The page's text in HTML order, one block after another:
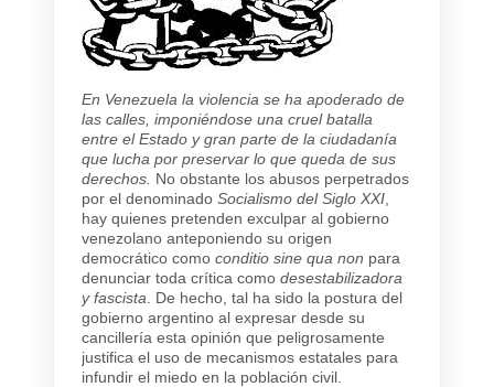
En Venezuela la violencia se ha apoderado de
las calles, imponiéndose una cruel batalla
entre el Estado y gran parte de la ciudadanía
que lucha por preservar lo que queda de sus
derechos. No obstante los abusos perpetrados
por el denominado Socialismo del Siglo XXI
hay quienes pretenden exculpar al gobierno
venezolano anteponiendo su origen
democrático como conditio sine qua non para
denunciar toda crítica como desestabilizadora
y fascista . De hecho, tal ha sido la postura del
gobierno argentino al expresar desde su
cancillería esta opinión que peligrosamente
justifica el uso de mecanismos estatales para
infundir el miedo en la población civil.